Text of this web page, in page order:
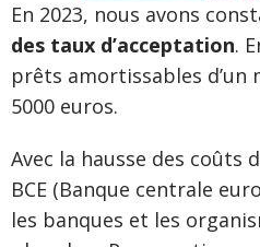
En 2023, nous avons
des taux d’acceptation.
prêts amortissables
5000 euros.
Avec la hausse des coûts
BCE (Banque centrale
les banques et les